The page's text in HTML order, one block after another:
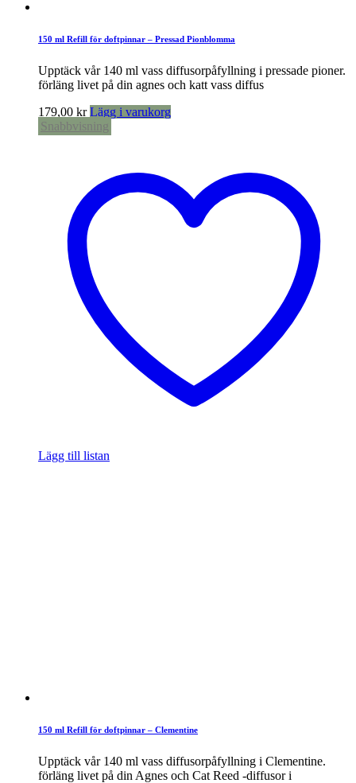
150 ml Refill för doftpinnar – Pressad Pionblomma
Upptäck vår 140 ml vass diffusorpåfyllning i pressade pioner.
förläng livet på din agnes och katt vass diffus
179,00 kr Lägg i varukorg
Snabbvisning
Lägg till listan
150 ml Refill för doftpinnar – Clementine
Upptäck vår 140 ml vass diffusorpåfyllning i Clementine.
förläng livet på din Agnes och Cat Reed -diffusor i